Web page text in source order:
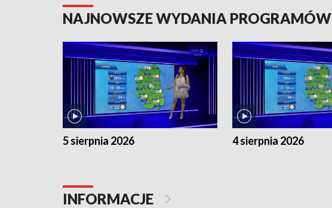
NAJNOWSZE WYDANIA PROGRAMÓW
5 sierpnia 2026 4 sierpnia 2026
INFORMACJE